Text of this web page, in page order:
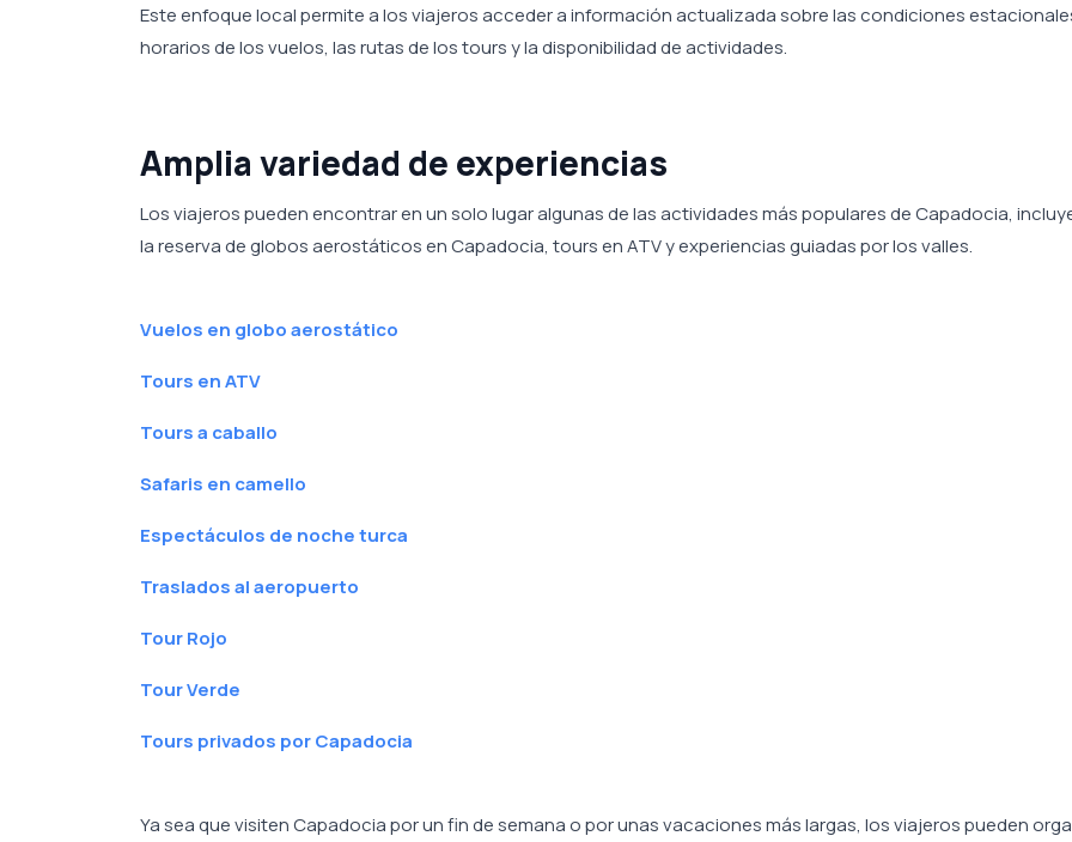
Este enfoque local permite a los viajeros acceder a información actualizada sobre las condiciones
horarios de los vuelos, las rutas de los tours y la disponibilidad de actividades.
Amplia variedad de experiencias
Los viajeros pueden encontrar en un solo lugar algunas de las actividades más populares de Capadocia,
la reserva de globos aerostáticos en Capadocia, tours en ATV y experiencias guiadas por los valles.
Vuelos en globo aerostático
Tours en ATV
Tours a caballo
Safaris en camello
Espectáculos de noche turca
Traslados al aeropuerto
Tour Rojo
Tour Verde
Tours privados por Capadocia
Ya sea que visiten Capadocia por un fin de semana o por unas vacaciones más largas, los viajeros pueden